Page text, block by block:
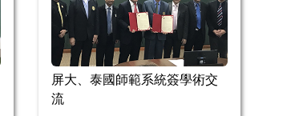
屏大、泰國師範系統簽學術交
流